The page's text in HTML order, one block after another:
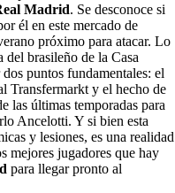
Madrid. Se desconoce si
él en este mercado de
próximo para atacar. Lo
del brasileño de la Casa
puntos fundamentales: el
Transfermarkt y el hecho de
las últimas temporadas para
Ancelotti. Y si bien esta
y lesiones, es una realidad
mejores jugadores que hay
para llegar pronto al